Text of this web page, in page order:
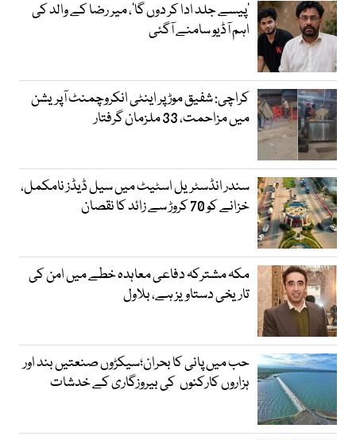
’پیسے جلد ادا کر دوں گا‘، میر رضا کے والد کی
اہم آڈیو سامنے آگئی
کراچی: شفیق موڑ پر اینٹی انکروچمنٹ آپریشن
میں مزاحمت، 33 ملزمان گرفتار
سندر انڈسٹریل اسٹیٹ میں سیل ڈیڈز نامکمل،
خزانے کو 70 کروڑ سے زائد کا نقصان
مکہ مشترکہ دفاعی معاہدہ خطے میں امن کی
تاریخی دستاویز ہے، بلاول
حب میں پانی کا بحران؛سیکڑوں صنعتیں بند اور
ہزاروں کارکنوں کی بیروزگاری کے خدشات